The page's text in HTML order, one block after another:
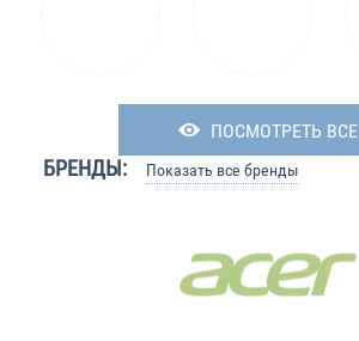
ПОСМОТРЕТЬ ВСЕ
БРЕНДЫ: Показать все бренды